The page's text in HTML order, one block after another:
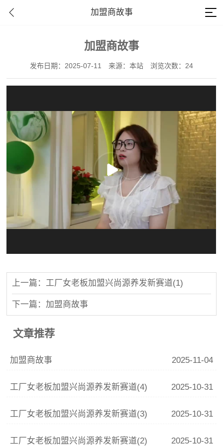
加盟商故事
加盟商故事
发布日期：2025-07-11 来源：本站 浏览次数：24
上一篇：工厂女老板加盟兴尚源养发新赛道(1)
下一篇：加盟商故事
文章推荐
加盟商故事 2025-11-04
工厂女老板加盟兴尚源养发新赛道(4) 2025-10-31
工厂女老板加盟兴尚源养发新赛道(3) 2025-10-31
工厂女老板加盟兴尚源养发新赛道(2) 2025-10-31